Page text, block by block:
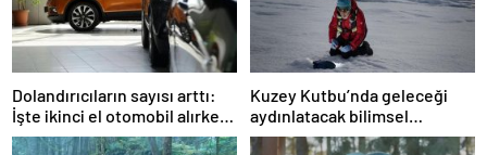
Dolandırıcıların sayısı arttı:
İşte ikinci el otomobil alırken
dikkat etmeniz gerekenler
Kuzey Kutbu’nda geleceği
aydınlatacak bilimsel
araştırmalar